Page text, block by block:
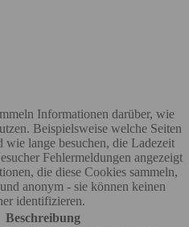
Informationen darüber, wie
Beispielsweise welche Seiten
wie lange besuchen, die Ladezeit
Fehlermeldungen angezeigt
die diese Cookies sammeln,
anonym - sie können keinen
identifizieren.
Beschreibung